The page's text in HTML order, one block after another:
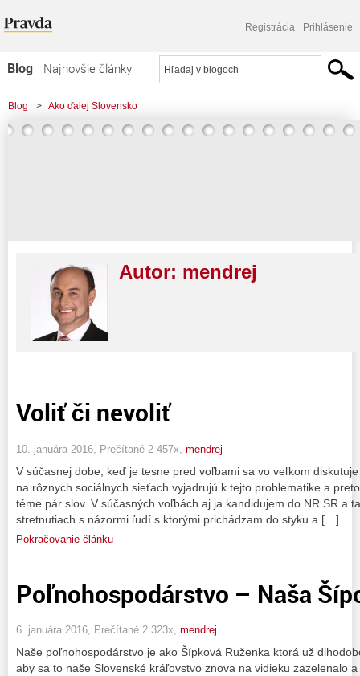
Registrácia Prihlásenie
Blog
Najnovšie články
Najčítanejšie články
Najkomentovanejšie články
Blog > Ako ďalej Slovensko
Autor: mendrej
Voliť či nevoliť
10. januára 2016, Prečítané 2 457x, mendrej
V súčasnej dobe, keď je tesne pred voľbami sa vo veľkom
na rôznych sociálnych sieťach vyjadrujú k tejto problematike a
téme pár slov. V súčasných voľbách aj ja kandidujem do NR SR a
stretnutiach s názormi ľudí s ktorými prichádzam do styku a […]
Pokračovanie článku
Poľnohospodárstvo – Naša
6. januára 2016, Prečítané 2 323x, mendrej
Naše poľnohospodárstvo je ako Šípková Ruženka ktorá už
aby sa to naše Slovenské kráľovstvo znova na vidieku zazelenalo